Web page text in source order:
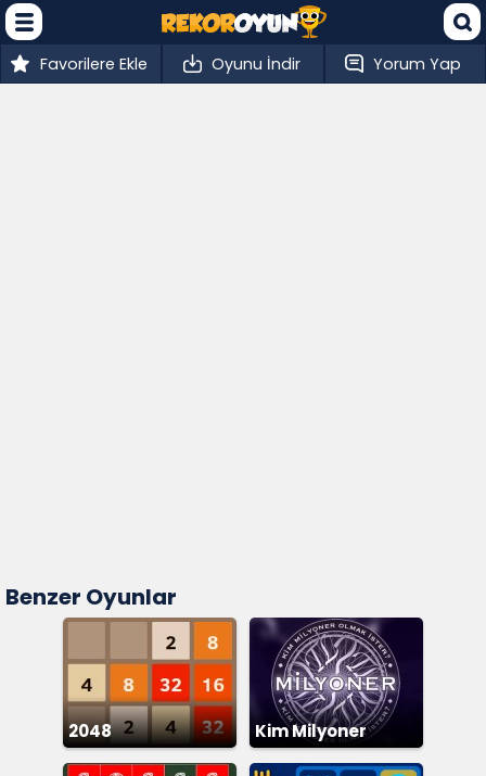
Favorilere Ekle Oyunu İndir Yorum Yap
Benzer Oyunlar
2048
Kim Milyoner
Olmak İster